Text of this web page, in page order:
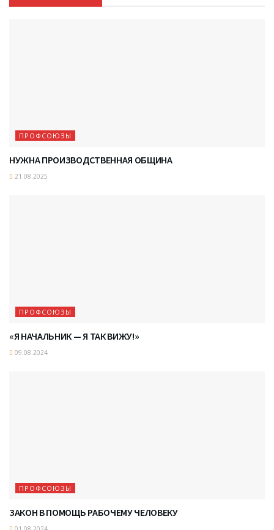
ПРОФСОЮЗЫ
НУЖНА ПРОИЗВОДСТВЕННАЯ ОБЩИНА
21.08.2025
ПРОФСОЮЗЫ
«Я НАЧАЛЬНИК — Я ТАК ВИЖУ!»
09.08.2024
ПРОФСОЮЗЫ
ЗАКОН В ПОМОЩЬ РАБОЧЕМУ ЧЕЛОВЕКУ